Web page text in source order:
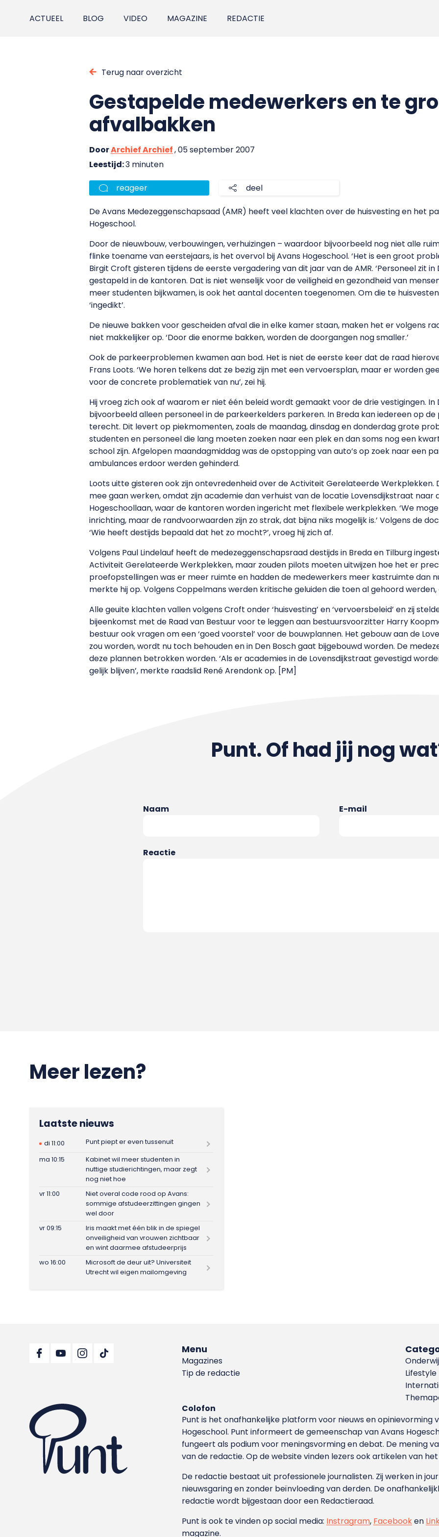
ACTUEEL BLOG VIDEO MAGAZINE REDACTIE
Terug naar overzicht
Gestapelde medewerkers en te
afvalbakken
DoorArchief Archief, 05 september 2007
Leestijd:3 minuten
reageer deel
De Avans Medezeggenschapsaad (AMR) heeft veel klachten over de huisvesting en het
Hogeschool.
Door de nieuwbouw, verbouwingen, verhuizingen – waardoor bijvoorbeeld nog niet alle
flinke toename van eerstejaars, is het overvol bij Avans Hogeschool. ‘Het is een groot
Birgit Croft gisteren tijdens de eerste vergadering van dit jaar van de AMR. ‘Personeel zit in
gestapeld in de kantoren. Dat is niet wenselijk voor de veiligheid en gezondheid van
meer studenten bijkwamen, is ook het aantal docenten toegenomen. Om die te huisvesten
‘ingedikt’.
De nieuwe bakken voor gescheiden afval die in elke kamer staan, maken het er volgens
niet makkelijker op. ‘Door die enorme bakken, worden de doorgangen nog smaller.’
Ook de parkeerproblemen kwamen aan bod. Het is niet de eerste keer dat de raad
Frans Loots. ‘We horen telkens dat ze bezig zijn met een vervoersplan, maar er worden
voor de concrete problematiek van nu’, zei hij.
Hij vroeg zich ook af waarom er niet één beleid wordt gemaakt voor de drie vestigingen. In
bijvoorbeeld alleen personeel in de parkeerkelders parkeren. In Breda kan iedereen op
terecht. Dit levert op piekmomenten, zoals de maandag, dinsdag en donderdag grote
studenten en personeel die lang moeten zoeken naar een plek en dan soms nog een
school zijn. Afgelopen maandagmiddag was de opstopping van auto’s op zoek naar een
ambulances erdoor werden gehinderd.
Loots uitte gisteren ook zijn ontevredenheid over de Activiteit Gerelateerde Werkplekken.
mee gaan werken, omdat zijn academie dan verhuist van de locatie Lovensdijkstraat naar
Hogeschoollaan, waar de kantoren worden ingericht met flexibele werkplekken. ‘We
inrichting, maar de randvoorwaarden zijn zo strak, dat bijna niks mogelijk is.’ Volgens de
‘Wie heeft destijds bepaald dat het zo mocht?’, vroeg hij zich af.
Volgens Paul Lindelauf heeft de medezeggenschapsraad destijds in Breda en Tilburg
Activiteit Gerelateerde Werkplekken, maar zouden pilots moeten uitwijzen hoe het er
proefopstellingen was er meer ruimte en hadden de medewerkers meer kastruimte dan
merkte hij op. Volgens Coppelmans werden kritische geluiden die toen al gehoord
Alle geuite klachten vallen volgens Croft onder ‘huisvesting’ en ‘vervoersbeleid’ en zij
bijeenkomst met de Raad van Bestuur voor te leggen aan bestuursvoorzitter Harry
bestuur ook vragen om een ‘goed voorstel’ voor de bouwplannen. Het gebouw aan de
zou worden, wordt nu toch behouden en in Den Bosch gaat bijgebouwd worden. De
deze plannen betrokken worden. ‘Als er academies in de Lovensdijkstraat gevestigd
gelijk blijven’, merkte raadslid René Arendonk op. [PM]
Punt. Of had jij nog
Naam E-mail
Reactie
Meer lezen?
Laatste nieuws
di 11:00
Punt piept er even tussenuit
ma 10:15
Kabinet wil meer studenten in
nuttige studierichtingen, maar zegt
nog niet hoe
vr 11:00
Niet overal code rood op Avans:
sommige afstudeerzittingen gingen
wel door
vr 09:15
Iris maakt met één blik in de spiegel
onveiligheid van vrouwen zichtbaar
en wint daarmee afstudeerprijs
wo 16:00
Microsoft de deur uit? Universiteit
Utrecht wil eigen mailomgeving
Menu
Magazines
Tip de redactie
Lifestyle
Colofon
Punt is het onafhankelijke platform voor nieuws en
Hoge­school. Punt informeert de gemeenschap van Avans
fungeert als podium voor meningsvorming en debat. De mening
van de redactie. Op de website vinden lezers ook artikelen van
De redactie bestaat uit professionele journalisten. Zij werken in
nieuwsgaring en zonder beïnvloeding van derden. De
redactie wordt bijgestaan door een Redactieraad.
Punt is ook te vinden op social media: Instragram, Facebooken
magazine.